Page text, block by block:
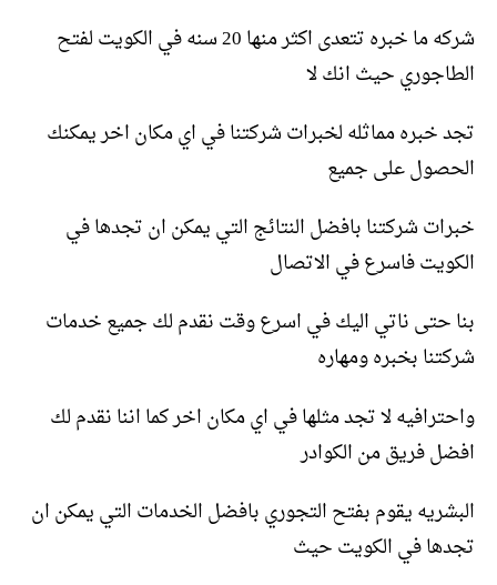
شركه ما خبره تتعدى اكثر منها 20 سنه في الكويت لفتح
الطاجوري حيث انك لا
تجد خبره مماثله لخبرات شركتنا في اي مكان اخر يمكنك
الحصول على جميع
خبرات شركتنا بافضل النتائج التي يمكن ان تجدها في
الكويت فاسرع في الاتصال
بنا حتى ناتي اليك في اسرع وقت نقدم لك جميع خدمات
شركتنا بخبره ومهاره
واحترافيه لا تجد مثلها في اي مكان اخر كما اننا نقدم لك
افضل فريق من الكوادر
البشريه يقوم بفتح التجوري بافضل الخدمات التي يمكن ان
تجدها في الكويت حيث